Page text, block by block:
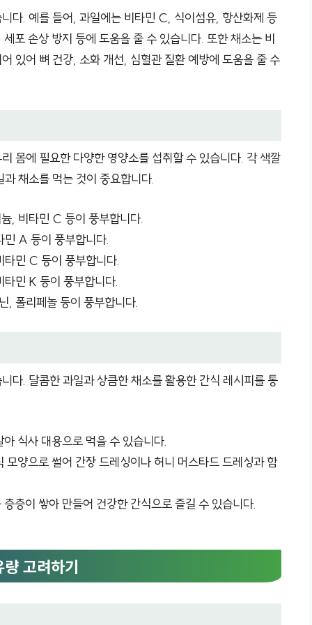
다. 예를 들어, 과일에는 비타민 C, 식이섬유, 항산화제 등
포 손상 방지 등에 도움을 줄 수 있습니다. 또한 채소는 비
있어 뼈 건강, 소화 개선, 심혈관 질환 예방에 도움을 줄 수
몸에 필요한 다양한 영양소를 섭취할 수 있습니다. 각 색깔
채소를 먹는 것이 중요합니다.
, 비타민 C 등이 풍부합니다.
A 등이 풍부합니다.
민 C 등이 풍부합니다.
민 K 등이 풍부합니다.
, 폴리페놀 등이 풍부합니다.
다. 달콤한 과일과 상큼한 채소를 활용한 간식 레시피를 통
식사 대용으로 먹을 수 있습니다.
양으로 썰어 간장 드레싱이나 허니 머스타드 드레싱과 함
층이 쌓아 만들어 건강한 간식으로 즐길 수 있습니다.
고려하기